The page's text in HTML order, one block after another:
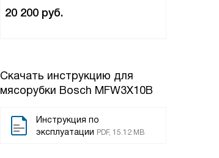
20 200 руб.
Скачать инструкцию для
мясорубки Bosch MFW3X10B
Инструкция по
эксплуатации PDF, 15.12 MB